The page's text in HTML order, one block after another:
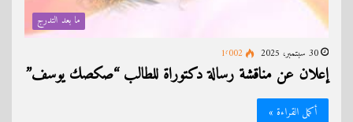
ما بعد التدرج
30 سبتمبر، 2025
1٬002
إعلان عن مناقشة رسالة دكتوراة للطالب “صكصك يوسف”
أكمل القراءة »